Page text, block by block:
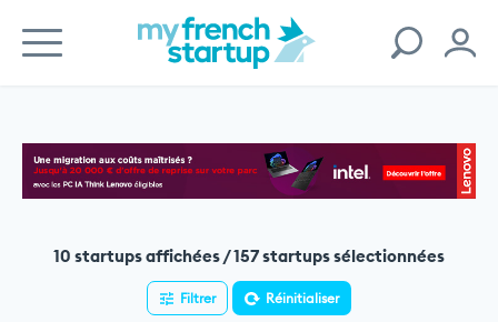
10 startups affichées / 157 startups sélectionnées
Filtrer Réinitialiser